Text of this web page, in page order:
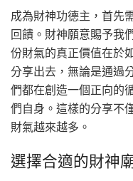
成為財神功德主，首先
回饋。財神願意賜予我
份財氣的真正價值在於
分享出去，無論是通過
們都在創造一個正向的
們自身。這樣的分享不
財氣越來越多。
選擇合適的財神